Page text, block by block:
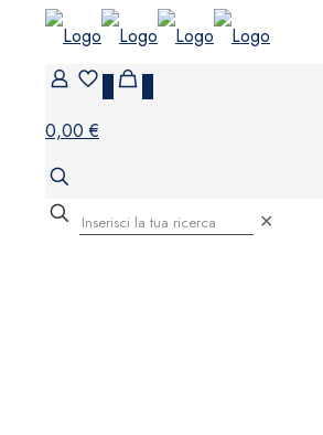
0,00 €
✕